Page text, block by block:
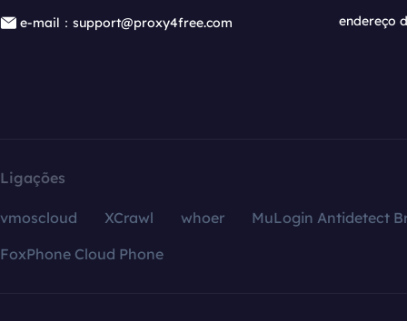
e-mail：support@proxy4free.com
endereço
Ligações
vmoscloud XCrawl whoer
MuLogin Antidetect
FoxPhone Cloud Phone